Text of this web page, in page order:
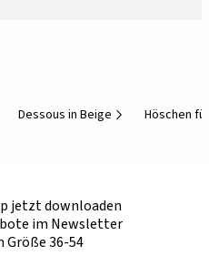
Dessous in Beige Höschen
jetzt downloaden
im Newsletter
36-54